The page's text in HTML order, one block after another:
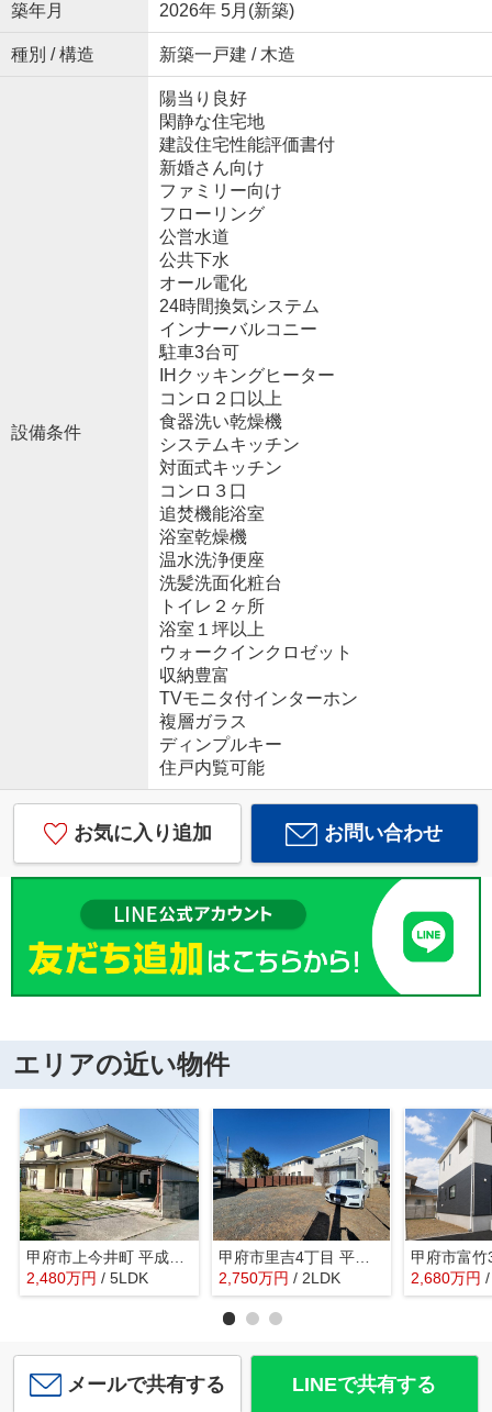
築年月 2026年 5月(新築)
種別 / 構造 新築一戸建 / 木造
設備条件
陽当り良好
閑静な住宅地
建設住宅性能評価書付
新婚さん向け
ファミリー向け
フローリング
公営水道
公共下水
オール電化
24時間換気システム
インナーバルコニー
駐車3台可
IHクッキングヒーター
コンロ２口以上
食器洗い乾燥機
システムキッチン
対面式キッチン
コンロ３口
追焚機能浴室
浴室乾燥機
温水洗浄便座
洗髪洗面化粧台
トイレ２ヶ所
浴室１坪以上
ウォークインクロゼット
収納豊富
TVモニタ付インターホン
複層ガラス
ディンプルキー
住戸内覧可能
お気に入り追加 お問い合わせ
エリアの近い物件
甲府市上今井町 平成2年築中古戸建 南道路・綺麗な建物
2,480万円 / 5LDK
甲府市里吉4丁目 平成29年築中古戸建 南道路 車6台以上
2,750万円 / 2LDK 2,680万円
メールで共有する LINEで共有する